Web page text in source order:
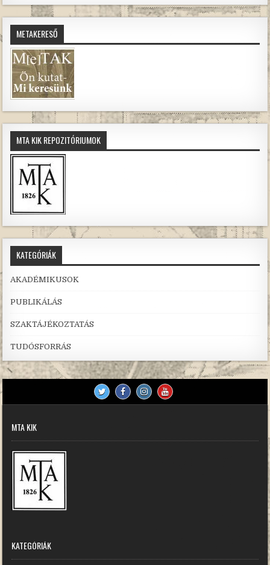
METAKERESŐ
MTA KIK REPOZITÓRIUMOK
KATEGÓRIÁK
AKADÉMIKUSOK
PUBLIKÁLÁS
SZAKTÁJÉKOZTATÁS
TUDÓSFORRÁS
MTA KIK
KATEGÓRIÁK